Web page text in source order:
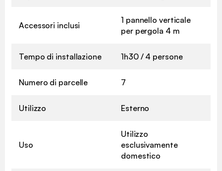
Accessori inclusi
1 pannello verticale
per pergola 4 m
Tempo di installazione 1h30 / 4 persone
Numero di parcelle 7
Utilizzo Esterno
Uso
Utilizzo
esclusivamente
domestico